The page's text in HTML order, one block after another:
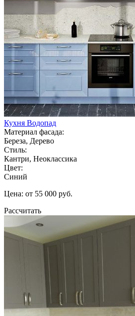
Кухня Водопад
Материал фасада:
Береза, Дерево
Стиль:
Кантри, Неоклассика
Цвет:
Синий
Цена: от 55 000 руб.
Рассчитать